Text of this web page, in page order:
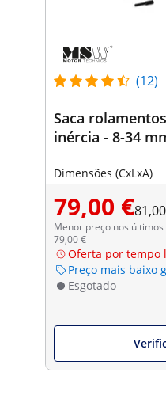
(12)
Saca
inércia - 8-34
Dimensões (CxLxA)
79,00 €
Menor preço nos
79,00 €
Oferta por tempo
Preço mais baixo
Esgotado